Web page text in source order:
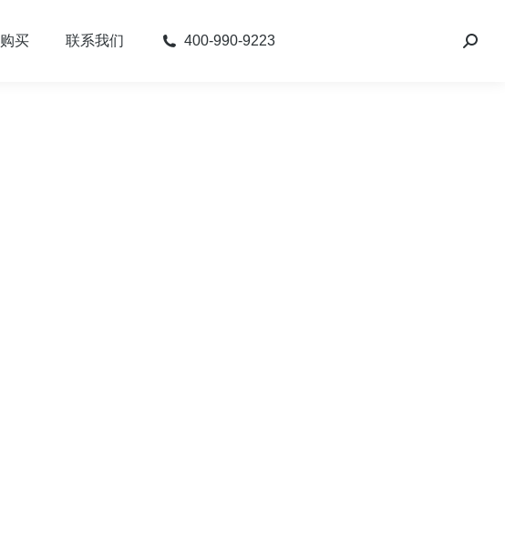
购买 联系我们 400-990-9223